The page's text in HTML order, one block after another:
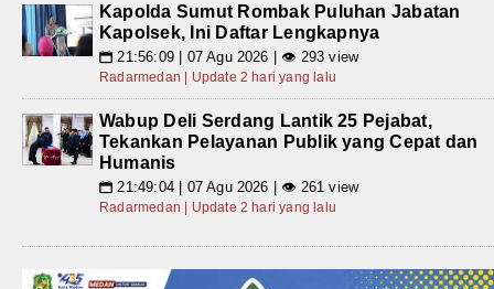
Kapolda Sumut Rombak Puluhan Jabatan
Kapolsek, Ini Daftar Lengkapnya
📅 21:56:09 | 07 Agu 2026 | 👁 293 view
Radarmedan | Update 2 hari yang lalu
Wabup Deli Serdang Lantik 25 Pejabat,
Tekankan Pelayanan Publik yang Cepat dan
Humanis
📅 21:49:04 | 07 Agu 2026 | 👁 261 view
Radarmedan | Update 2 hari yang lalu